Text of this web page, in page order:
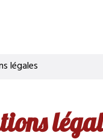
légales